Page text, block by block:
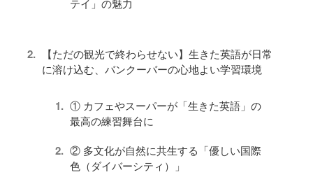
テイ」の魅力
【ただの観光で終わらせない】生きた英語が日常
に溶け込む、バンクーバーの心地よい学習環境
① カフェやスーパーが「生きた英語」の
最高の練習舞台に
② 多文化が自然に共生する「優しい国際
色（ダイバーシティ）」